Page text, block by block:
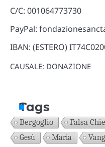
C/C: 001064773730
PayPal:
IBAN: (ESTERO)
CAUSALE: DONAZIONE
Tags
Bergoglio Falsa
Gesù Maria